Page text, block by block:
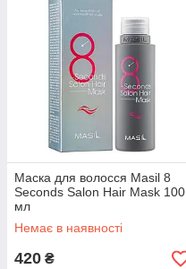
Маска для волосся Masil 8
Seconds Salon Hair Mask 100
мл
Немає в наявності
420 ₴